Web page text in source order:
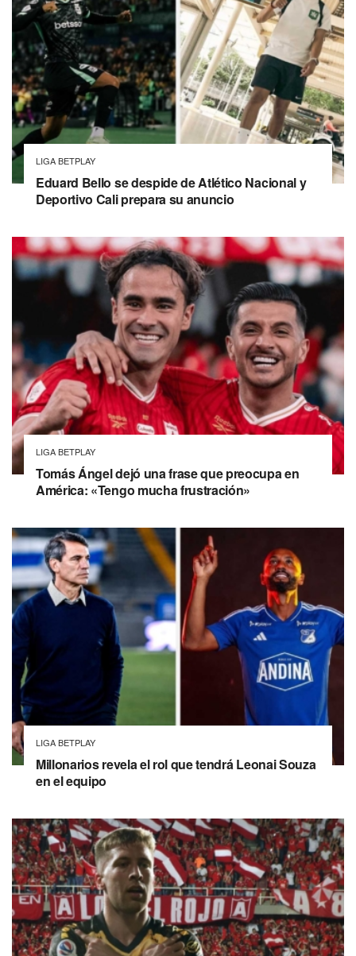
LIGA BETPLAY
Eduard Bello se despide de Atlético Nacional y
Deportivo Cali prepara su anuncio
LIGA BETPLAY
Tomás Ángel dejó una frase que preocupa en
América: «Tengo mucha frustración»
LIGA BETPLAY
Millonarios revela el rol que tendrá Leonai Souza
en el equipo